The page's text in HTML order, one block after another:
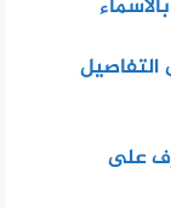
على